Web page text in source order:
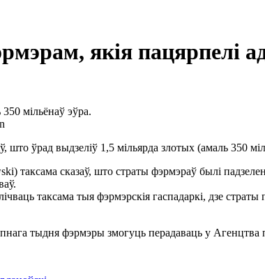
якія пацярпелі ад
мільёнаў эўра.
што ўрад выдзеліў 1,5 мільярда злотых (амаль 350
сказаў, што страты фэрмэраў былі
таксама тыя фэрмэрскія гаспадаркі, дзе
тыдня фэрмэры змогуць перадаваць у Агенцтва